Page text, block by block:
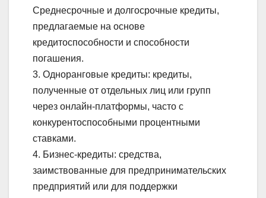
Среднесрочные и долгосрочные кредиты,
предлагаемые на основе
кредитоспособности и способности
погашения.
3. Одноранговые кредиты: кредиты,
полученные от отдельных лиц или групп
через онлайн-платформы, часто с
конкурентоспособными процентными
ставками.
4. Бизнес-кредиты: средства,
заимствованные для предпринимательских
предприятий или для поддержки